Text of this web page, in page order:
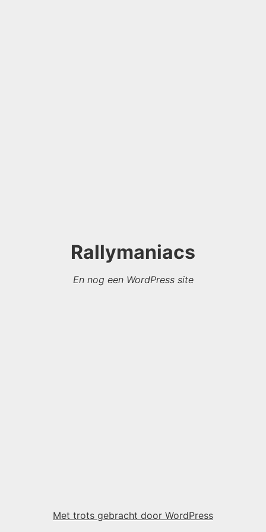
Rallymaniacs
En nog een WordPress site
Met trots gebracht door WordPress